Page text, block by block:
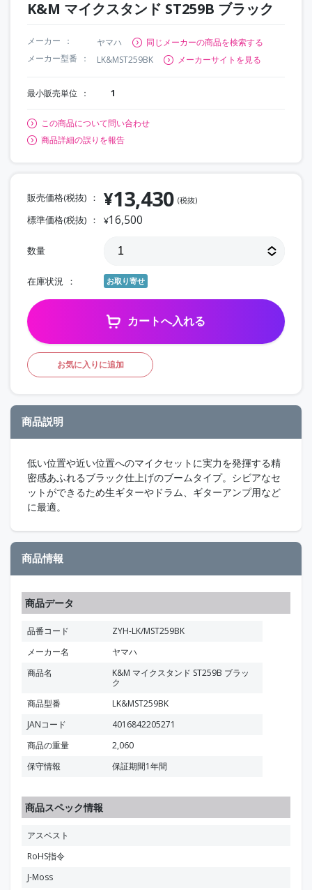
K&M マイクスタンド ST259B ブラック
メーカー ヤマハ
同じメーカーの商品を検索する
メーカー型番
LK&MST259BK メーカーサイトを見る
最小販売単位 1
この商品について問い合わせ
商品詳細の誤りを報告
販売価格(税抜) ¥13,430 (税抜)
標準価格(税抜) ¥16,500
数量
在庫状況 お取り寄せ
カートへ入れる
お気に入りに追加
商品説明
低い位置や近い位置へのマイクセットに実力を発揮する精
密感あふれるブラック仕上げのブームタイプ。シビアなセ
ットができるため生ギターやドラム、ギターアンプ用など
に最適。
商品情報
商品データ
品番コード
ZYH-LK/MST259BK
メーカー名
ヤマハ
商品名
K&M マイクスタンド ST259B ブラッ
ク
商品型番
LK&MST259BK
JANコード
4016842205271
商品の重量
2,060
保守情報
保証期間1年間
商品スペック情報
アスベスト
RoHS指令
J-Moss